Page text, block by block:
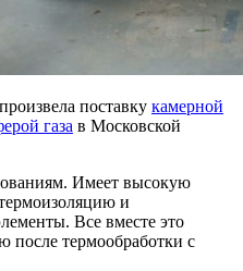
поставку камерной
газа в Московской
Имеет высокую
и
Все вместе это
после термообработки с